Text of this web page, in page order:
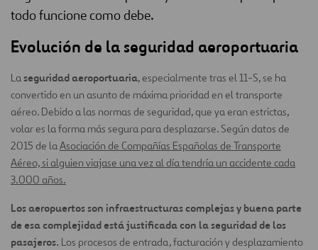
todo funcione como debe.
Evolución de la seguridad aeroportuaria
Laseguridad aeroportuaria, especialmente tras el 11-S, se ha
convertido en un asunto de máxima prioridad en el transporte
aéreo. Debido a las normas de seguridad, que ya eran estrictas,
volar es la forma más segura para desplazarse. Según datos de
2015 de laAsociación de Compañías Españolas de Transporte
Aéreo, si alguien viajase una vez al día tendría un accidente cada
3.000 años.
Los aeropuertos son infraestructuras complejas y buena parte
de esa complejidad está justificada con la seguridad de los
pasajeros. Los procesos de entrada, facturación y desplazamiento